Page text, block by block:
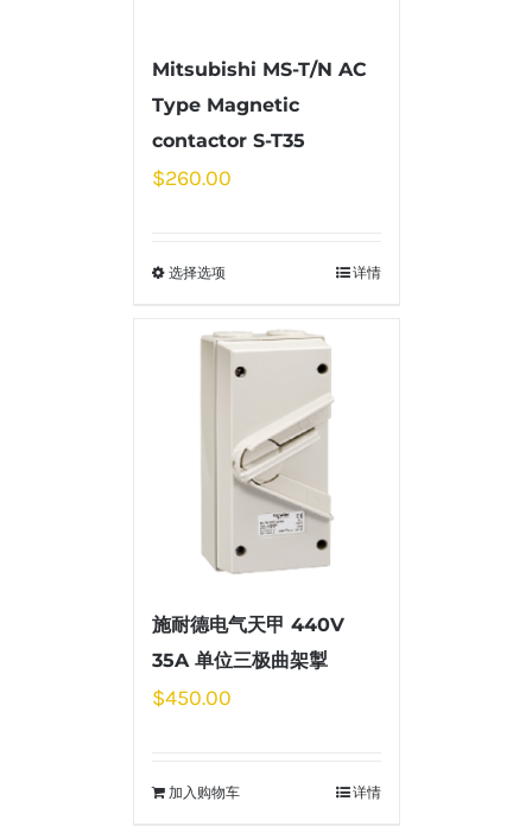
Mitsubishi MS-T/N AC
Type Magnetic
contactor S-T35
$260.00
选择选项 详情
施耐德电气天甲 440V
35A 单位三极曲架掣
$450.00
加入购物车 详情